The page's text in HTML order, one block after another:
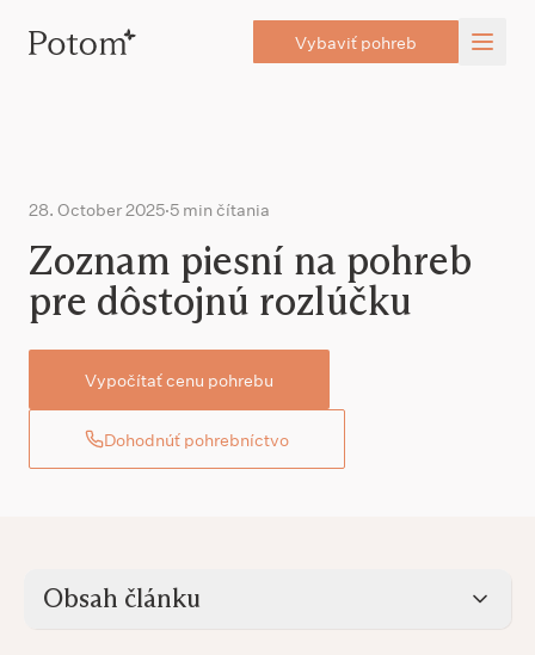
Vybaviť pohreb
28. October 2025·5 min čítania
Zoznam piesní na pohreb
pre dôstojnú rozlúčku
Vypočítať cenu pohrebu
Dohodnúť pohrebníctvo
Obsah článku